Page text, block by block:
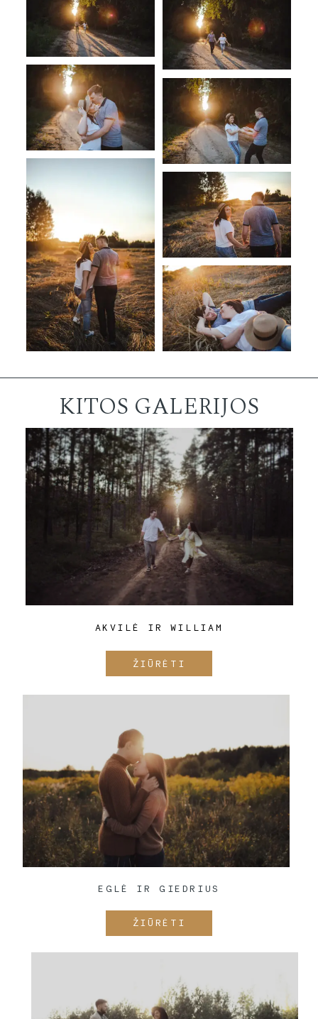
EGLĖ IR GIEDRIUS
AKVILĖ IR WILLIAM
KITOS GALERIJOS
ŽIŪRĖTI
ŽIŪRĖTI